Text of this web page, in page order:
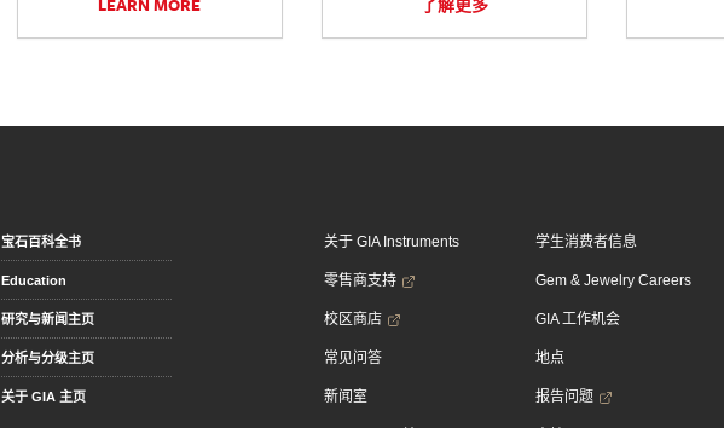
LEARN MORE 了解更多
宝石百科全书
Education
研究与新闻主页
分析与分级主页
关于 GIA 主页
关于 GIA Instruments
零售商支持
校区商店
常见问答
新闻室
学生消费者信息
Gem & Jewelry Careers
GIA 工作机会
地点
报告问题